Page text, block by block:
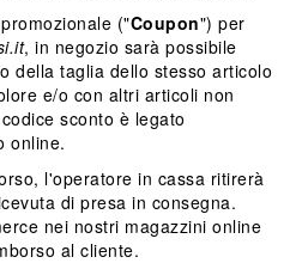
("Coupon") per
, in negozio sarà possibile
della taglia dello stesso articolo
e/o con altri articoli non
sconto è legato
online.
l'operatore in cassa ritirerà
di presa in consegna.
nei nostri magazzini online
al cliente.